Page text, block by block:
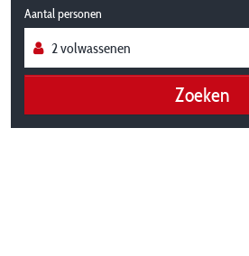
Aantal personen
Zoeken